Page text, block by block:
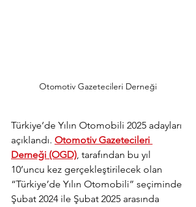
Otomotiv Gazetecileri Derneği
Türkiye’de Yılın Otomobili 2025 adayları
açıklandı. Otomotiv Gazetecileri
Derneği (OGD), tarafından bu yıl
10’uncu kez gerçekleştirilecek olan
“Türkiye’de Yılın Otomobili” seçiminde
Şubat 2024 ile Şubat 2025 arasında